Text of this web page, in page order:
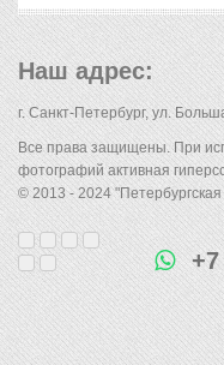
Наш адрес:
г. Санкт-Петербург, ул.
Все права защищены. При
фотографий активная
© 2013 - 2024